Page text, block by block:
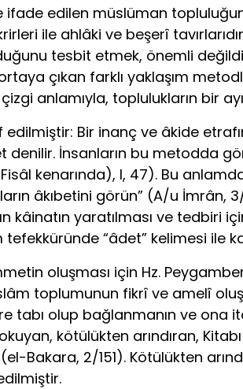
edilen müslüman
ile ahlâki ve beşerî
tesbit etmek, önemli
çıkan farklı yaklaşım
anlamıyla, toplulukların bir
Bir inanç ve âkide
İnsanların bu metodda
kenarında), I, 47). Bu
âkıbetini görün” (A/u İmrân,
kâinatın yaratılması ve
“âdet” kelimesi ile
oluşması için Hz.
toplumunun fikrî ve amelî
tabı olup bağlanmanın ve ona
kötülükten arındıran,
Bakara, 2/151). Kötülükten